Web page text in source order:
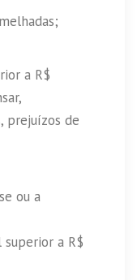
a R$
prejuízos de
ou a
a R$